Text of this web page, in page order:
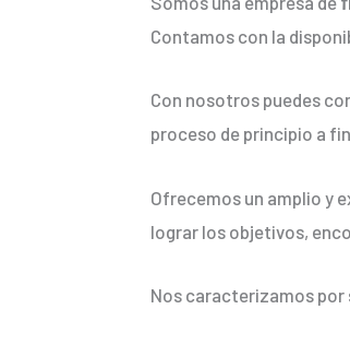
Contamos con la
Con nosotros puedes
proceso de principio a
Ofrecemos un amplio y
lograr los objetivos,
Nos caracterizamos